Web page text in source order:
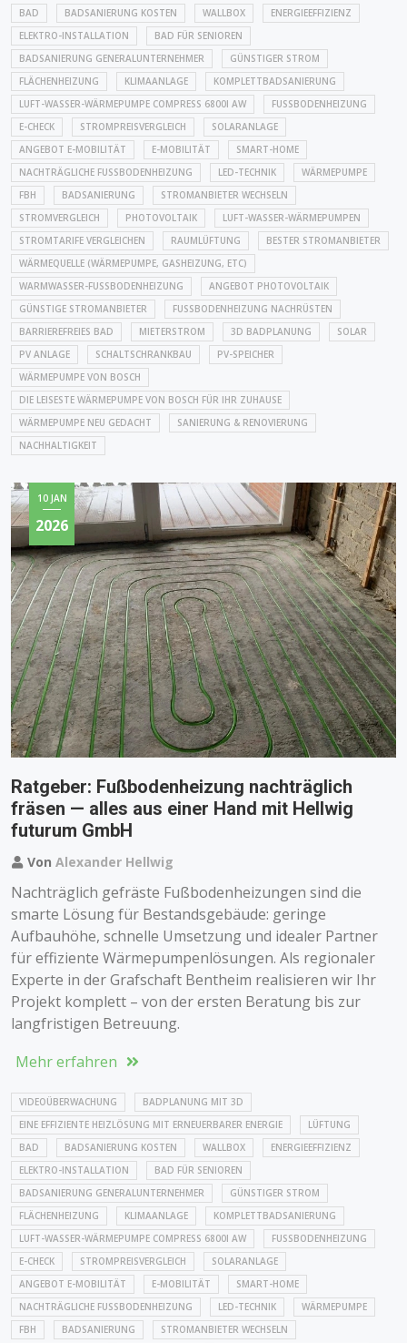
BAD BADSANIERUNG KOSTEN WALLBOX
ENERGIEEFFIZIENZ
ELEKTRO-INSTALLATION
BAD FÜR SENIOREN
BADSANIERUNG GENERALUNTERNEHMER
GÜNSTIGER STROM
FLÄCHENHEIZUNG
KLIMAANLAGE
KOMPLETTBADSANIERUNG
LUFT-WASSER-WÄRMEPUMPE COMPRESS 6800I AW
FUSSBODENHEIZUNG
E-CHECK
STROMPREISVERGLEICH
SOLARANLAGE
ANGEBOT E-MOBILITÄT
E-MOBILITÄT
SMART-HOME
NACHTRÄGLICHE FUSSBODENHEIZUNG
LED-TECHNIK
WÄRMEPUMPE
FBH
BADSANIERUNG
STROMANBIETER WECHSELN
STROMVERGLEICH
PHOTOVOLTAIK
LUFT-WASSER-WÄRMEPUMPEN
STROMTARIFE VERGLEICHEN
RAUMLÜFTUNG
BESTER STROMANBIETER
WÄRMEQUELLE (WÄRMEPUMPE, GASHEIZUNG, ETC)
WARMWASSER-FUSSBODENHEIZUNG
ANGEBOT PHOTOVOLTAIK
GÜNSTIGE STROMANBIETER
FUSSBODENHEIZUNG NACHRÜSTEN
BARRIEREFREIES BAD
MIETERSTROM 3D BADPLANUNG
SOLAR
PV ANLAGE
SCHALTSCHRANKBAU
PV-SPEICHER
WÄRMEPUMPE VON BOSCH
DIE LEISESTE WÄRMEPUMPE VON BOSCH FÜR IHR ZUHAUSE
WÄRMEPUMPE NEU GEDACHT
SANIERUNG & RENOVIERUNG
NACHHALTIGKEIT
Ratgeber: Fußbodenheizung nachträglich
fräsen — alles aus einer Hand mit Hellwig
futurum GmbH
10 JAN
2026
Von Alexander Hellwig
Nachträglich gefräste Fußbodenheizungen sind die
smarte Lösung für Bestandsgebäude: geringe
Aufbauhöhe, schnelle Umsetzung und idealer Partner
für effiziente Wärmepumpenlösungen. Als regionaler
Experte in der Grafschaft Bentheim realisieren wir Ihr
Projekt komplett – von der ersten Beratung bis zur
langfristigen Betreuung.
Mehr erfahren
VIDEOÜBERWACHUNG
BADPLANUNG MIT 3D
EINE EFFIZIENTE HEIZLÖSUNG MIT ERNEUERBARER ENERGIE
LÜFTUNG
BAD
BADSANIERUNG KOSTEN WALLBOX
ENERGIEEFFIZIENZ
ELEKTRO-INSTALLATION
BAD FÜR SENIOREN
BADSANIERUNG GENERALUNTERNEHMER
GÜNSTIGER STROM
FLÄCHENHEIZUNG
KLIMAANLAGE
KOMPLETTBADSANIERUNG
LUFT-WASSER-WÄRMEPUMPE COMPRESS 6800I AW
FUSSBODENHEIZUNG
E-CHECK
STROMPREISVERGLEICH
SOLARANLAGE
ANGEBOT E-MOBILITÄT
E-MOBILITÄT
SMART-HOME
NACHTRÄGLICHE FUSSBODENHEIZUNG
LED-TECHNIK
WÄRMEPUMPE
FBH
BADSANIERUNG
STROMANBIETER WECHSELN